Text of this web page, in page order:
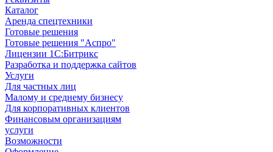
Каталог
Аренда спецтехники
Готовые решения
Готовые решения "Аспро"
Лицензии 1С:Битрикс
Разработка и поддержка сайтов
Услуги
Для частных лиц
Малому и среднему бизнесу
Для корпоративных клиентов
Финансовым организациям
услуги
Возможности